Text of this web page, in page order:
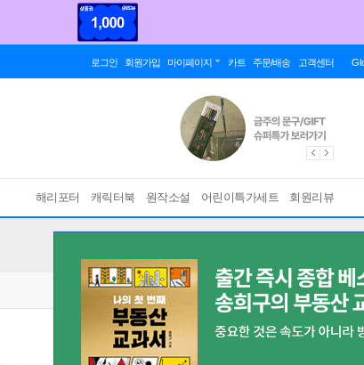
로그인 회원가입 마이페이지 카트 주문/배송 고객센터
해리포터 캐릭터북 원작소설 어린이특가세트 회원리뷰